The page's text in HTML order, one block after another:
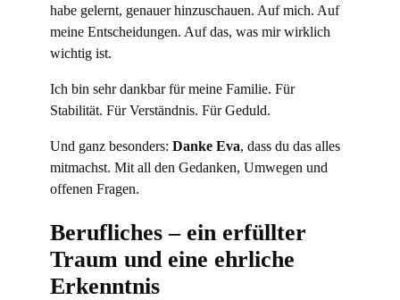
habe gelernt, genauer hinzuschauen. Auf mich. Auf
meine Entscheidungen. Auf das, was mir wirklich
wichtig ist.
Ich bin sehr dankbar für meine Familie. Für
Stabilität. Für Verständnis. Für Geduld.
Und ganz besonders: Danke Eva, dass du das alles
mitmachst. Mit all den Gedanken, Umwegen und
offenen Fragen.
Berufliches – ein erfüllter
Traum und eine ehrliche
Erkenntnis